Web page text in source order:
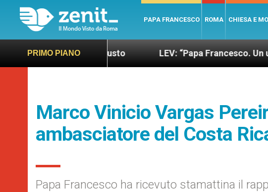
PAPA FRANCESCO ROMA CHIESA E
PRIMO PIANO
più sano e giusto LEV: “Papa Francesco. Un uomo di
Marco Vinicio Vargas
ambasciatore del Costa
Papa Francesco ha ricevuto stamattina il